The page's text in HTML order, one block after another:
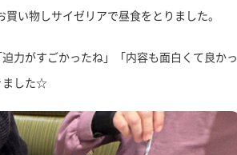
い物しサイゼリアで昼食をとりました。
力がすごかったね」「内容も面白くて良かっ
ました☆